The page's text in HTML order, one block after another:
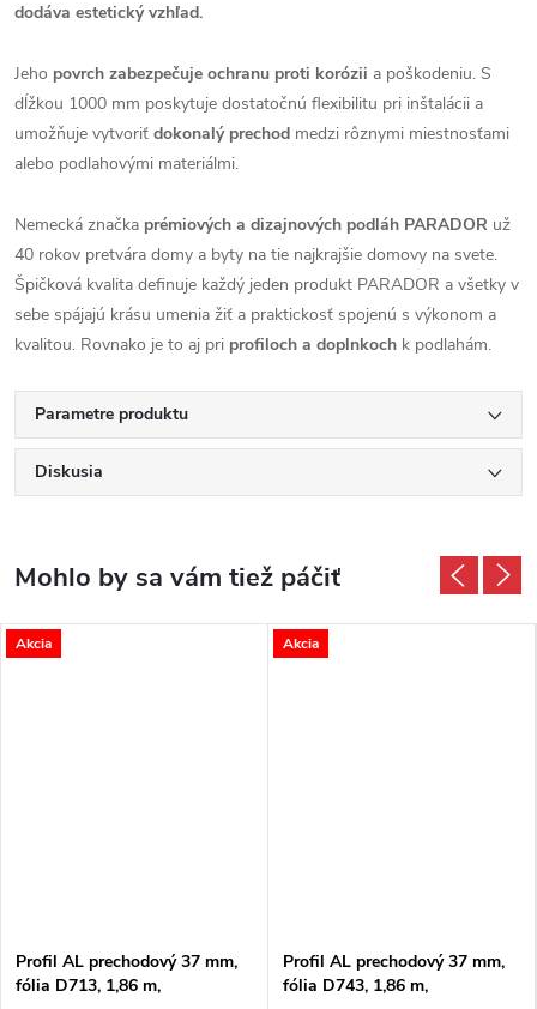
dodáva estetický vzhľad.
Jeho povrch zabezpečuje ochranu proti korózii a poškodeniu. S
dĺžkou 1000 mm poskytuje dostatočnú flexibilitu pri inštalácii a
umožňuje vytvoriť dokonalý prechod medzi rôznymi miestnosťami
alebo podlahovými materiálmi.
Nemecká značka prémiových a dizajnových podláh PARADOR už
40 rokov pretvára domy a byty na tie najkrajšie domovy na svete.
Špičková kvalita definuje každý jeden produkt PARADOR a všetky v
sebe spájajú krásu umenia žiť a praktickosť spojenú s výkonom a
kvalitou. Rovnako je to aj pri profiloch a doplnkoch k podlahám.
Parametre produktu
Diskusia
Akcia
Profil AL prechodový 37 mm,
fólia D713, 1,86 m,
Akcia
Profil AL prechodový 37 mm,
fólia D743, 1,86 m,